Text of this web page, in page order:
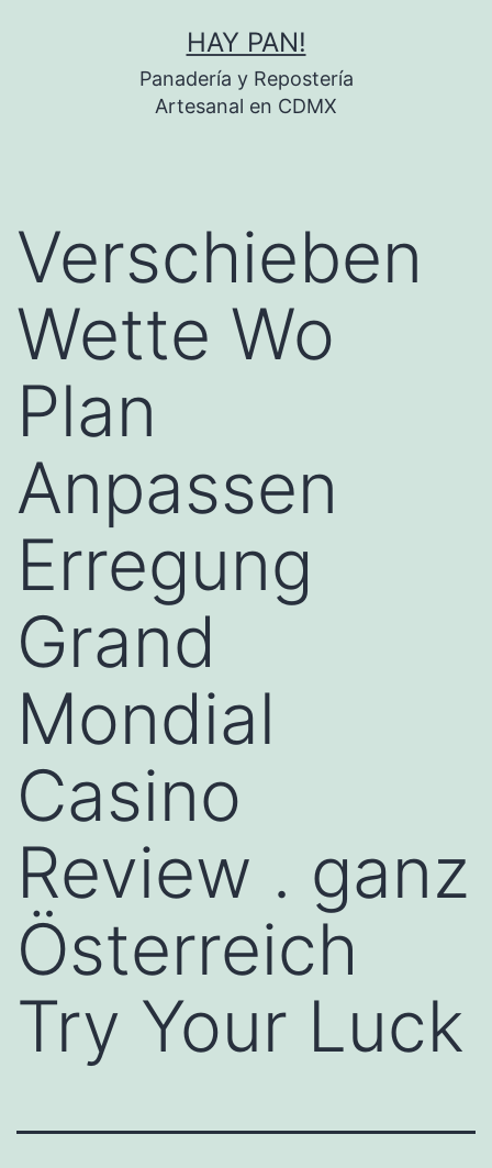
HAY PAN!
Panadería y Repostería
Artesanal en CDMX
Verschieben
Wette Wo
Plan
Anpassen
Erregung
Grand
Mondial
Casino
Review . ganz
Österreich
Try Your Luck